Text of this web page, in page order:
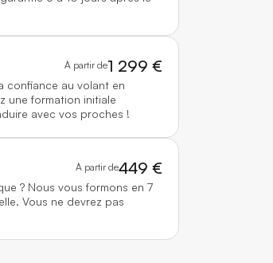
À partir de1 299 €
confiance au volant en
une formation initiale
avec vos proches !
À partir de449 €
? Nous vous formons en 7
Vous ne devrez pas